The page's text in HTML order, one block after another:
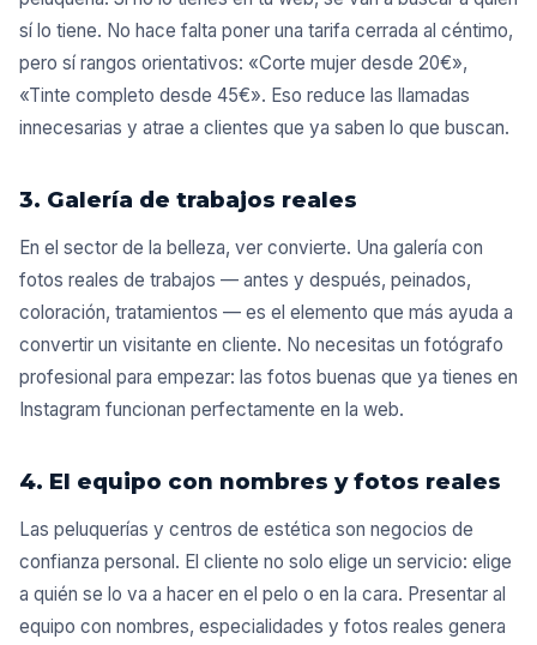
sí lo tiene. No hace falta poner una tarifa cerrada al céntimo,
pero sí rangos orientativos: «Corte mujer desde 20€»,
«Tinte completo desde 45€». Eso reduce las llamadas
innecesarias y atrae a clientes que ya saben lo que buscan.
3. Galería de trabajos reales
En el sector de la belleza, ver convierte. Una galería con
fotos reales de trabajos — antes y después, peinados,
coloración, tratamientos — es el elemento que más ayuda a
convertir un visitante en cliente. No necesitas un fotógrafo
profesional para empezar: las fotos buenas que ya tienes en
Instagram funcionan perfectamente en la web.
4. El equipo con nombres y fotos reales
Las peluquerías y centros de estética son negocios de
confianza personal. El cliente no solo elige un servicio: elige
a quién se lo va a hacer en el pelo o en la cara. Presentar al
equipo con nombres, especialidades y fotos reales genera